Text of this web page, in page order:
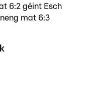
6:2 géint Esch
mat 6:3